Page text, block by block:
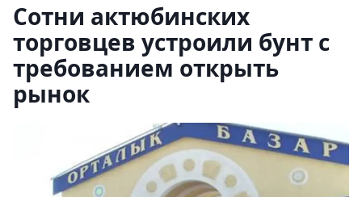
Сотни актюбинских
торговцев устроили бунт с
требованием открыть
рынок